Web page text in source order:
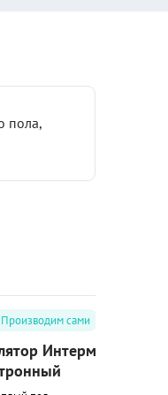
пола,
Производим сами
Интермо